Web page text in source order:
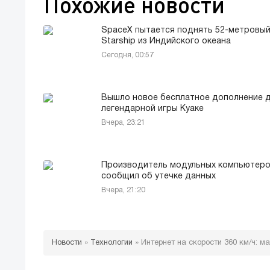
SpaceX пытается поднять 52-метровый
Starship из Индийского океана
Сегодня, 00:57
Вышло новое бесплатное дополнение
легендарной игры Куаке
Вчера, 23:21
Производитель модульных
сообщил об утечке данных
Вчера, 21:20
Новости » Технологии » Интернет на скорости 360 км/ч: